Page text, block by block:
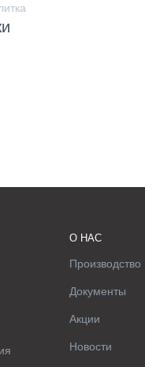
О НАС
Производство
Документы
Акции
Новости